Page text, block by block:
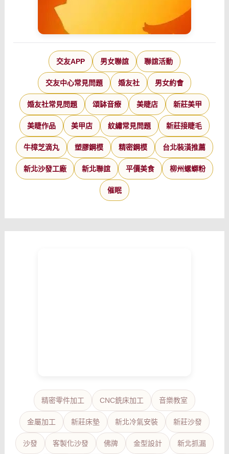
交友APP 男女聯誼 聯誼活動
交友中心常見問題 婚友社 男女約會
婚友社常見問題 頌缽音療 美睫店 新莊美甲
美睫作品 美甲店 紋繡常見問題 新莊接睫毛
牛樟芝滴丸 塑膠鋼模 精密鋼模 台北裝潢推薦
新北沙發工廠 新北聯誼 平價美食 柳州螺螄粉
催眠
精密零件加工 CNC銑床加工 音樂教室
金屬加工 新莊床墊 新北冷氣安裝 新莊沙發
沙發 客製化沙發 佛牌 金型設計 新北抓漏